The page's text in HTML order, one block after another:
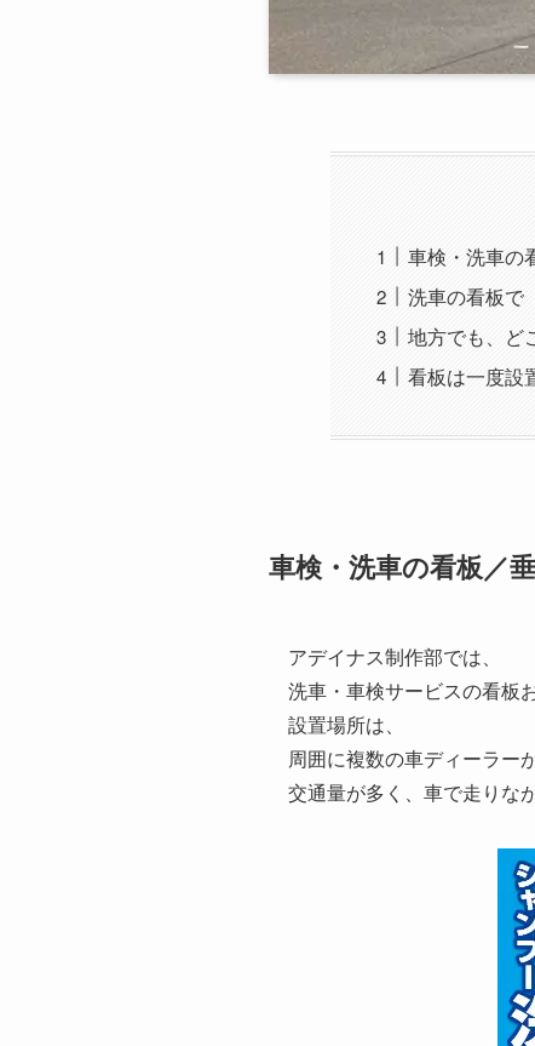
車検・洗車の
洗車の看板で
地方でも、ど
看板は一度設
車検・洗車の看板／
アデイナス制作部では、
洗車・車検サービスの看板
設置場所は、
周囲に複数の車ディーラー
交通量が多く、車で走りな